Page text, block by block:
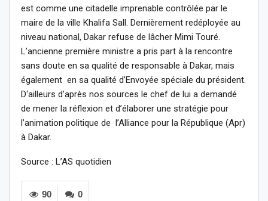
est comme une citadelle imprenable contrôlée par le
maire de la ville Khalifa Sall. Dernièrement redéployée au
niveau national, Dakar refuse de lâcher Mimi Touré.
L’ancienne première ministre a pris part à la rencontre
sans doute en sa qualité de responsable à Dakar, mais
également en sa qualité d’Envoyée spéciale du président.
D‘ailleurs d’après nos sources le chef de lui a demandé
de mener la réflexion et d’élaborer une stratégie pour
l’animation politique de l’Alliance pour la République (Apr)
à Dakar.
Source : L’AS quotidien
0
90